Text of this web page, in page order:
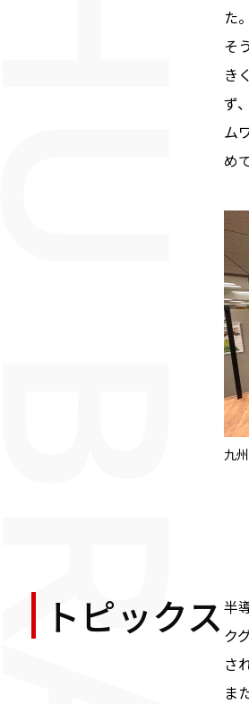
た。
そ
き
ず
ム
め
九
トピックス半
ク
さ
ま